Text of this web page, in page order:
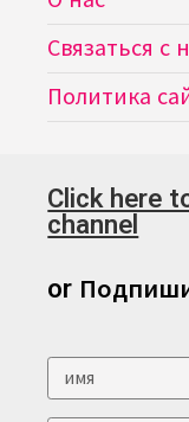
Связаться с
Политика
Click here
channel
or